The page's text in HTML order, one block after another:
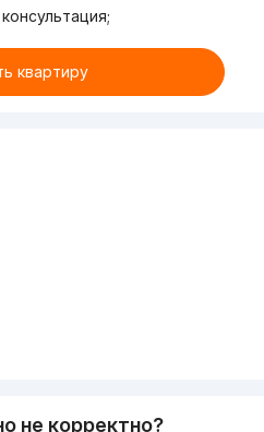
квартиру
не корректно?